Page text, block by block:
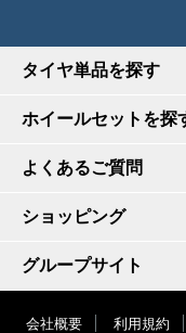
タイヤ単品を探す
ホイールセットを探
よくあるご質問
ショッピング
グループサイト
会社概要 利用規約